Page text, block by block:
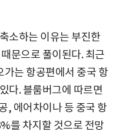
소하는 이유는 부진한
문으로 풀이된다. 최근
는 항공편에서 중국 항
다. 블룸버그에 따르면
, 에어차이나 등 중국 항
를 차지할 것으로 전망